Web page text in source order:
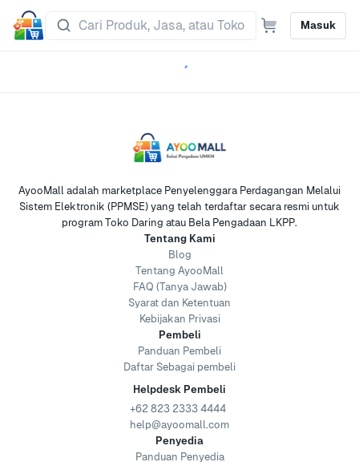
Masuk
AyooMall adalah marketplace Penyelenggara Perdagangan Melalui
Sistem Elektronik (PPMSE) yang telah terdaftar secara resmi untuk
program Toko Daring atau Bela Pengadaan LKPP.
Tentang Kami
Blog
Tentang AyooMall
FAQ (Tanya Jawab)
Syarat dan Ketentuan
Kebijakan Privasi
Pembeli
Panduan Pembeli
Daftar Sebagai pembeli
Helpdesk Pembeli
+62 823 2333 4444
help@ayoomall.com
Penyedia
Panduan Penyedia